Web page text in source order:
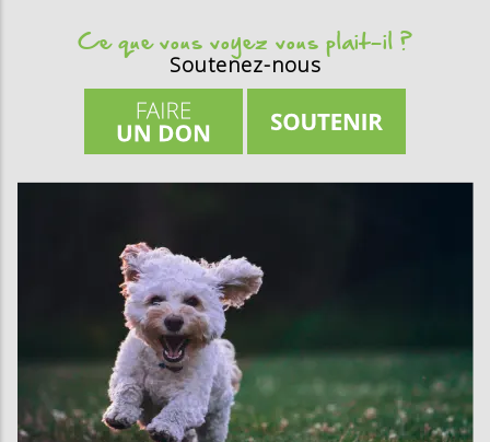
Ce que vous voyez vous plait-il ?
Soutenez-nous